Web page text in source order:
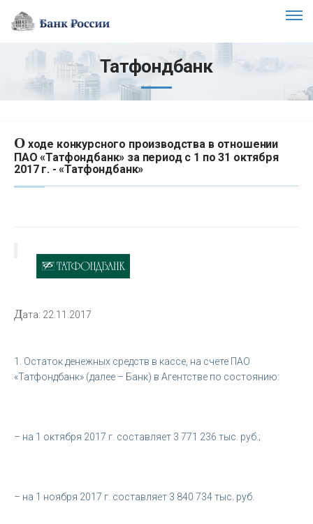
Татфондбанк
Оходе конкурсного производства в отношении
ПАО «Татфондбанк» за период с 1 по 31 октября
2017 г. - «Татфондбанк»
Дата: 22.11.2017
1. Остаток денежных средств в кассе, на счете ПАО
«Татфондбанк» (далее – Банк) в Агентстве по состоянию:
– на 1 октября 2017 г. составляет 3 771 236 тыс. руб.;
– на 1 ноября 2017 г. составляет 3 840 734 тыс. руб.